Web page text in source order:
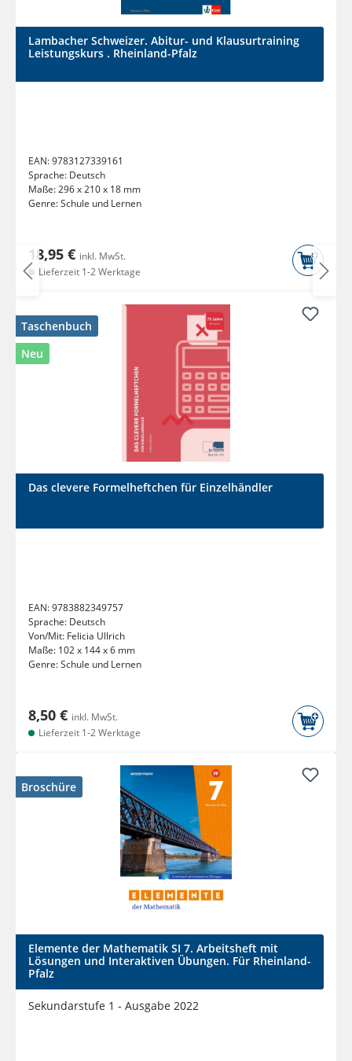
Lambacher Schweizer. Abitur- und Klausurtraining
Leistungskurs . Rheinland-Pfalz
EAN:9783127339161
Sprache: Deutsch
Maße:296 x 210 x 18 mm
Genre:Schule und Lernen
18,95 € inkl. MwSt.
Lieferzeit 1-2 Werktage
Taschenbuch
Neu
Das clevere Formelheftchen für Einzelhändler
EAN:9783882349757
Sprache: Deutsch
Von/Mit: Felicia Ullrich
Maße: 102 x 144 x 6 mm
Genre:Schule und Lernen
8,50 € inkl. MwSt.
Lieferzeit 1-2 Werktage
Broschüre
Elemente der Mathematik SI 7. Arbeitsheft mit
Lösungen und Interaktiven Übungen. Für Rheinland-
Pfalz
Sekundarstufe 1 - Ausgabe 2022